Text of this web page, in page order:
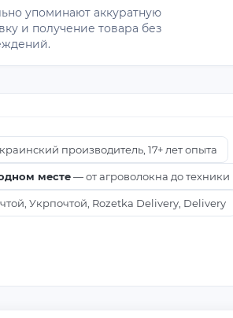
упоминают аккуратную
и получение товара без
производитель, 17+ лет опыта
месте— от агроволокна до техники
Укрпочтой, Rozetka Delivery, Delivery